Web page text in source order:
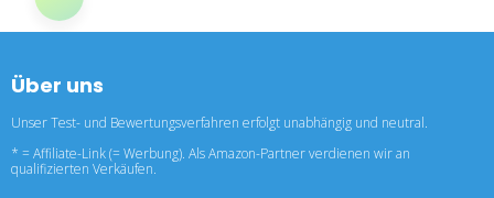
Über uns
Unser Test- und Bewertungsverfahren erfolgt unabhängig und neutral.
* = Affiliate-Link (= Werbung). Als Amazon-Partner verdienen wir an
qualifizierten Verkäufen.